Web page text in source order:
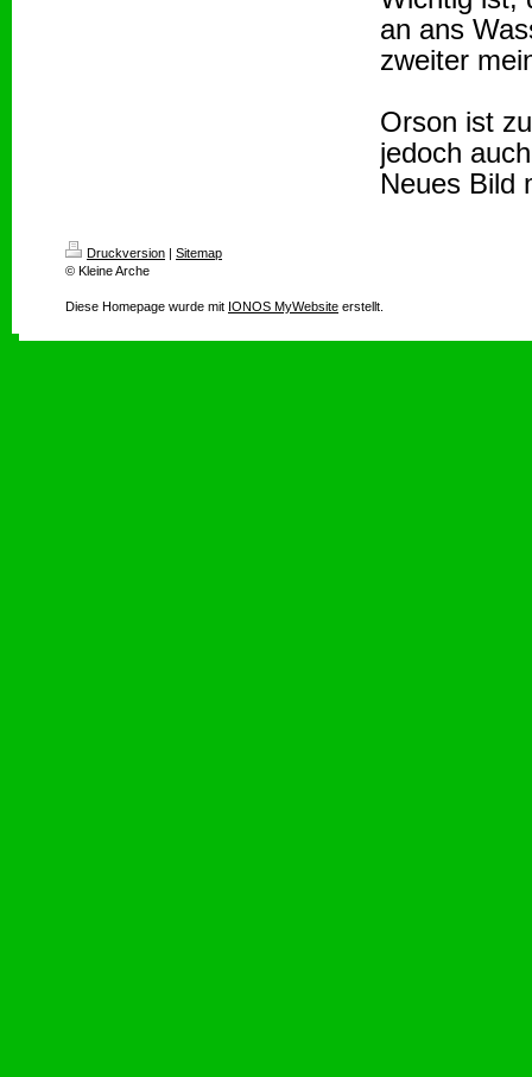
an ans
zweiter
Orson ist
jedoch
Neues Bild
Druckversion | Sitemap
© Kleine Arche
Diese Homepage wurde mit IONOS MyWebsite erstellt.